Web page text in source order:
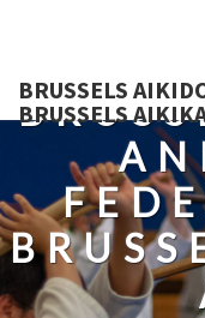
BRUSSELS
BRUSSELS